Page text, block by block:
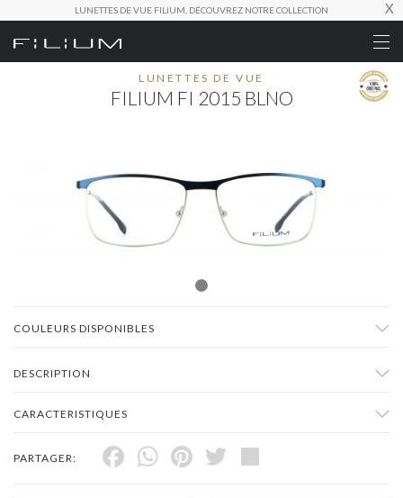
LUNETTES DE VUE FILIUM, DÉCOUVREZ NOTRE COLLECTION X
LUNETTES DE VUE
FILIUM FI 2015 BLNO
COULEURS DISPONIBLES
DESCRIPTION
CARACTERISTIQUES
PARTAGER: Facebook
WhatsApp
Pinterest
Twitter